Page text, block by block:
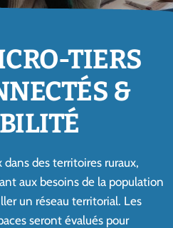
TIERS
&
des territoires ruraux,
aux besoins de la population
un réseau territorial. Les
seront évalués pour